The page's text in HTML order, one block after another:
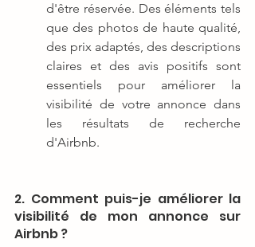
d'être réservée. Des éléments tels
que des photos de haute qualité,
des prix adaptés, des descriptions
claires et des avis positifs sont
essentiels pour améliorer la
visibilité de votre annonce dans
les résultats de recherche
d'Airbnb.
2. Comment puis-je améliorer la
visibilité de mon annonce sur
Airbnb ?